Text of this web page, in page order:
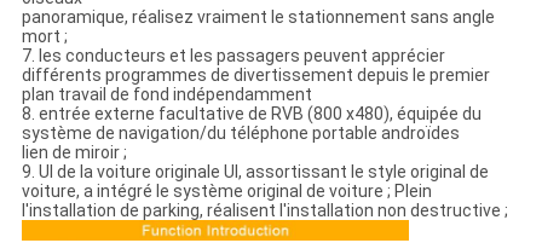
panoramique, réalisez vraiment le stationnement sans angle
mort ;
7. les conducteurs et les passagers peuvent apprécier
différents programmes de divertissement depuis le premier
plan travail de fond indépendamment
8. entrée externe facultative de RVB (800 x480), équipée du
système de navigation/du téléphone portable androïdes
lien de miroir ;
9. UI de la voiture originale UI, assortissant le style original de
voiture, a intégré le système original de voiture ; Plein
l'installation de parking, réalisent l'installation non destructive ;